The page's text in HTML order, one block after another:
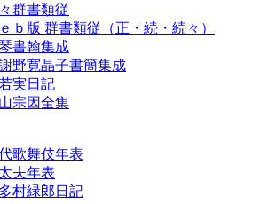
群書類従
ｂ版 群書類従（正・続・続々）
書翰集成
野寛晶子書簡集成
実日記
宗因全集
歌舞伎年表
夫年表
村緑郎日記